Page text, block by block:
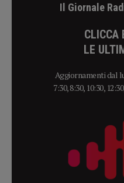
Il Giornale
CLICCA
LE
Aggiornamenti dal
7:30, 8:30, 10:30,